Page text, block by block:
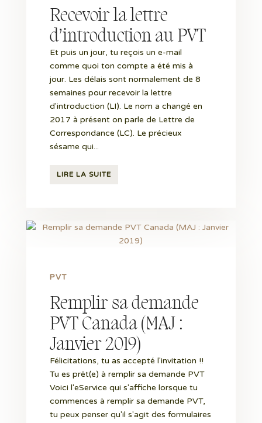
Recevoir la lettre
d’introduction au PVT
Et puis un jour, tu reçois un e-mail
comme quoi ton compte a été mis à
jour. Les délais sont normalement de 8
semaines pour recevoir la lettre
d'introduction (LI). Le nom a changé en
2017 à présent on parle de Lettre de
Correspondance (LC). Le précieux
sésame qui...
LIRE LA SUITE
Remplir sa demande
PVT Canada (MAJ :
Janvier 2019)
PVT
Félicitations, tu as accepté l'invitation !!
Tu es prêt(e) à remplir sa demande PVT
Voici l'eService qui s'affiche lorsque tu
commences à remplir sa demande PVT,
tu peux penser qu'il s'agit des formulaires